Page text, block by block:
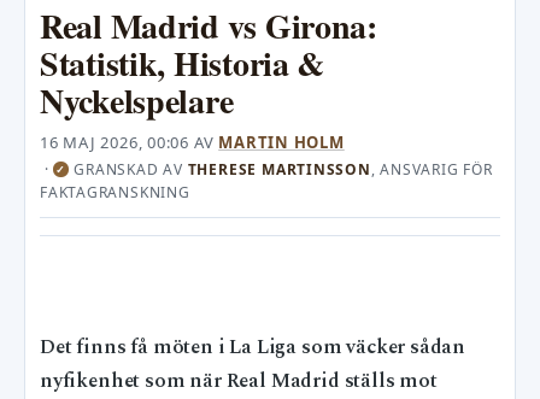
Real Madrid vs Girona:
Statistik, Historia &
Nyckelspelare
16 MAJ 2026, 00:06 AV MARTIN HOLM
·✓ GRANSKAD AV THERESE MARTINSSON, ANSVARIG FÖR
FAKTAGRANSKNING
Det finns få möten i La Liga som väcker sådan
nyfikenhet som när Real Madrid ställs mot